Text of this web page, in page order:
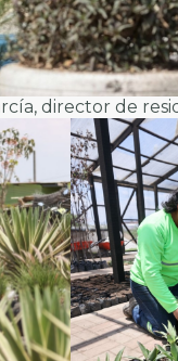
director de